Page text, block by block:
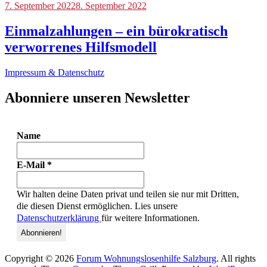
Blog
7. September 20228. September 2022
Einmalzahlungen – ein bürokratisch
verworrenes Hilfsmodell
Impressum & Datenschutz
Abonniere unseren Newsletter
Name
E-Mail *
Wir halten deine Daten privat und teilen sie nur mit Dritten,
die diesen Dienst ermöglichen. Lies unsere
Datenschutzerklärung für weitere Informationen.
Copyright © 2026 Forum Wohnungslosenhilfe Salzburg. All rights